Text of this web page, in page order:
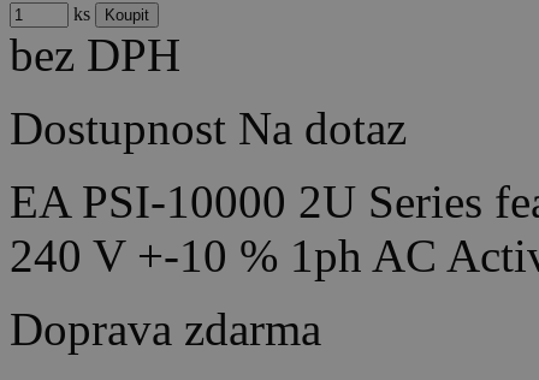
ks
bez DPH
Dostupnost Na dotaz
EA PSI-10000 2U Series
240 V +-10 % 1ph AC
Doprava zdarma